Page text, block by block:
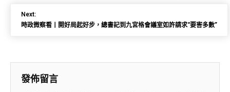
Next:
時政微察看丨開好局起好步，總書記到九宮格會議室如許請求“要害多數”
發佈留言